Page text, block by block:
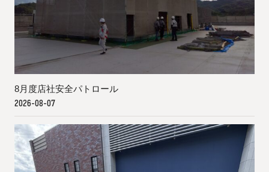
8月度店社安全パトロール
2026-08-07